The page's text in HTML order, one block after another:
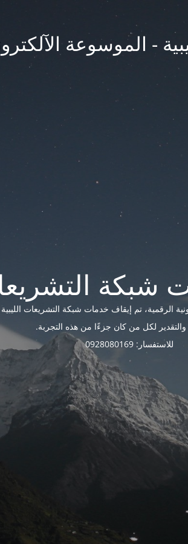
- الموسوعة
تم إيقاف خدمات شبكة التشريعات الليبية
لكل من كان جزءًا من هذه التجربة.
للاستفسار: 0928080169